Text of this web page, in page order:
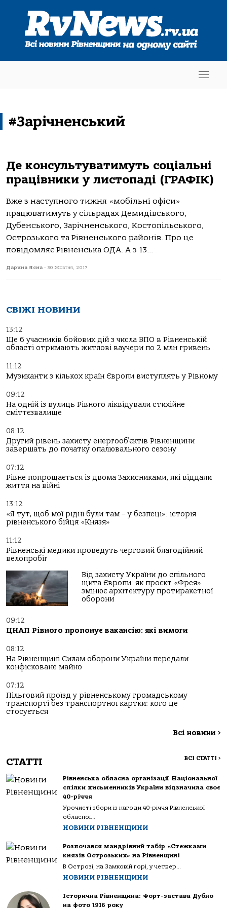
#Зарічненський
Де консультуватимуть соціальні
працівники у листопаді (ГРАФІК)
Вже з наступного тижня «мобільні офіси»
працюватимуть у сільрадах Демидівського,
Дубенського, Зарічненського, Костопільського,
Острозького та Рівненського районів. Про це
повідомляє Рівненська ОДА. А з 13...
Дарина Ясна - 30 Жовтня, 2017
СВІЖІ НОВИНИ
13:12
Ще 6 учасників бойових дій з числа ВПО в Рівненській
області отримають житлові ваучери по 2 млн гривень
11:12
Музиканти з кількох країн Європи виступлять у Рівному
09:12
На одній із вулиць Рівного ліквідували стихійне
сміттєзвалище
08:12
Другий рівень захисту енергооб’єктів Рівненщини
завершать до початку опалювального сезону
07:12
Рівне попрощається із двома Захисниками, які віддали
життя на війні
13:12
«Я тут, щоб мої рідні були там – у безпеці»: історія
рівненського бійця «Князя»
11:12
Рівненські медики проведуть черговий благодійний
велопробіг
Від захисту України до спільного
щита Європи: як проєкт «Фрея»
змінює архітектуру протиракетної
оборони
09:12
ЦНАП Рівного пропонує вакансію: які вимоги
08:12
На Рівненщині Силам оборони України передали
конфісковане майно
07:12
Пільговий проїзд у рівненському громадському
транспорті без транспортної картки: кого це
стосується
Всі новини >
СТАТТІ ВСІ СТАТТІ >
Рівненська обласна організації Національної
спілки письменників України відзначила своє
40-річчя
Урочисті збори із нагоди 40-річчя Рівненської
обласної...
НОВИНИ РІВНЕНЩИНИ
Розпочався мандрівний табір «Стежками
князів Острозьких» на Рівненщині
В Острозі, на Замковій горі, у четвер...
НОВИНИ РІВНЕНЩИНИ
Історична Рівненщина: Форт-застава Дубно
на фото 1916 року